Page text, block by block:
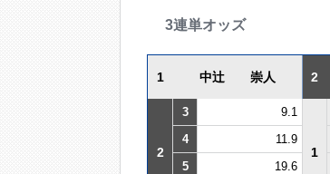
3連単オッズ
1 中辻 崇人 2
2
3 9.1
1
4
11.9
5
19.6